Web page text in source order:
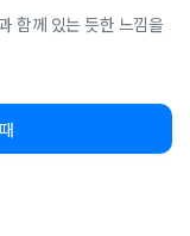
함께 있는 듯한 느낌을